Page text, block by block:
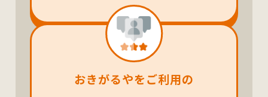
おきがるやをご利用の